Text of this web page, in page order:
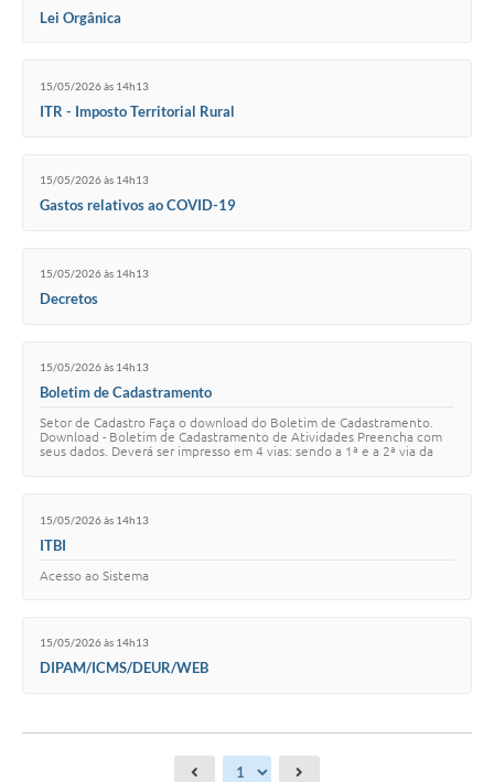
Lei Orgânica
15/05/2026 às 14h13
ITR - Imposto Territorial Rural
15/05/2026 às 14h13
Gastos relativos ao COVID-19
15/05/2026 às 14h13
Decretos
15/05/2026 às 14h13
Boletim de Cadastramento
Setor de Cadastro Faça o download do Boletim de Cadastramento.
Download - Boletim de Cadastramento de Atividades Preencha com
seus dados. Deverá ser impresso em 4 vias: sendo a 1ª e a 2ª via da
15/05/2026 às 14h13
ITBI
Acesso ao Sistema
15/05/2026 às 14h13
DIPAM/ICMS/DEUR/WEB